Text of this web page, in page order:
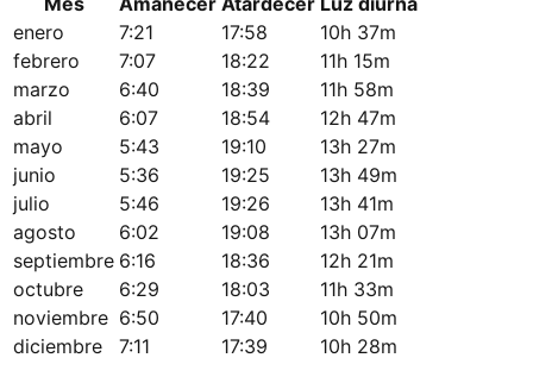
enero
7:21 17:58
10h 37m
febrero
7:07 18:22
11h 15m
marzo
6:40 18:39
11h 58m
abril
6:07 18:54
12h 47m
mayo
5:43 19:10
13h 27m
junio
5:36 19:25
13h 49m
julio
5:46 19:26
13h 41m
agosto
6:02 19:08
13h 07m
septiembre 6:16 18:36
12h 21m
octubre
6:29 18:03
11h 33m
noviembre 6:50 17:40
10h 50m
diciembre
7:11 17:39 10h 28m